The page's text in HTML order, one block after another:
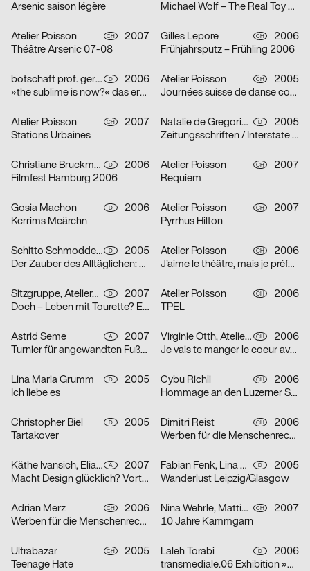
Arsenic saison légère
Michael Wolf – The Real Toy Story
Atelier Poisson CH
2007
Théâtre Arsenic 07-08
Gilles Lepore CH
2006
Frühjahrsputz – Frühling 2006
botschaft prof. gertrud nolte visuelle kommunikation und beratung D
2006
»the sublime is now?« das erhabene in der zeitgenössischen kunst
Atelier Poisson CH
2005
Journées suisse de danse contemporaine 2006
Atelier Poisson CH
2007
Stations Urbaines
Natalie de Gregorio, Manuel Dollt, Sebastian Fischer, Philipp Hubert, Tina Pachner D
2005
Zeitungsschriften / Interstate / Zu Peter Behrens / Dialog über Schrift und Typografie / Herbert Bayer und das Bauhaus
Christiane Bruckmann, Ute Necker D
2006
Filmfest Hamburg 2006
Atelier Poisson CH
2007
Requiem
Gosia Machon D
2006
Kcrrims Meärchn
Atelier Poisson CH
2007
Pyrrhus Hilton
Schitto Schmodde Waack Werbeagentur GmbH D
2005
Der Zauber des Alltäglichen: Punk / Unplugged / E-Mail / Tattoo
Atelier Poisson CH
2006
J’aime le théâtre, mais je préfère la télévision
Sitzgruppe, Ateliergemeinschaft selbständiger Grafik-Designerinnen D
2007
Doch – Leben mit Tourette? Erst recht!
Atelier Poisson CH
2006
TPEL
Astrid Seme A
2007
Turnier für angewandten Fußball 5
Virginie Otth, Atelier Poisson CH
2006
Je vais te manger le coeur avec mes petites dents
Lina Maria Grumm D
2005
Ich liebe es
Cybu Richli CH
2006
Hommage an den Luzerner Straßenphilosophen Emil Manser
Christopher Biel D
2005
Tartakover
Dimitri Reist CH
2006
Werben für die Menschenrechte
Käthe Ivansich, Elia Sarraffan A
2007
Macht Design glücklich? Vortrag Ruedi Baur
Fabian Fenk, Lina Maria Grumm, Jakob Kirch, Nella Rieken D
2005
Wanderlust Leipzig/Glasgow
Adrian Merz CH
2006
Werben für die Menschenrechte
Nina Wehrle, Mattias Leutwyler CH
2007
10 Jahre Kammgarn
Ultrabazar CH
2005
Teenage Hate
Laleh Torabi D
2006
transmediale.06 Exhibition »Smile Machines«